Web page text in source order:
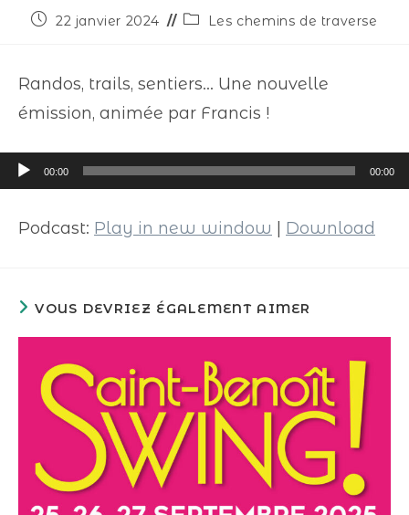
22 janvier 2024 Les chemins de traverse
Randos, trails, sentiers… Une nouvelle
émission, animée par Francis !
Lecteur
audio
00:00 00:00
Podcast: Play in new window Download
VOUS DEVRIEZ ÉGALEMENT AIMER